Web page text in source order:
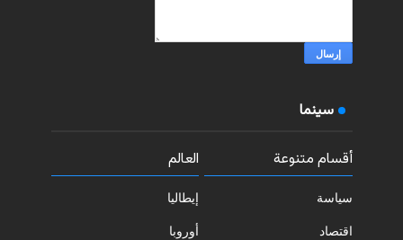
سينما
أقسام متنوعة
سياسة
اقتصاد
العالم
إيطاليا
أوروبا